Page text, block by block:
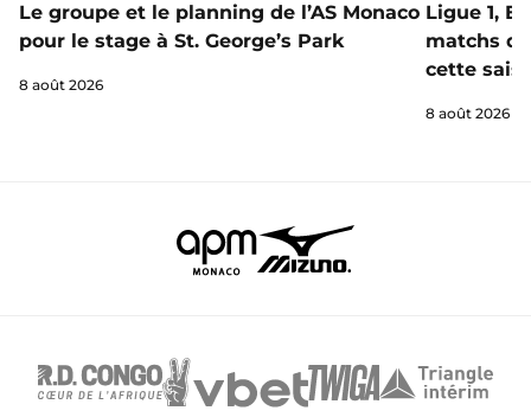
Le groupe et le planning de l’AS Monaco
pour le stage à St. George’s Park
8 août 2026
Ligue 1,
matchs
cette
8 août 2026